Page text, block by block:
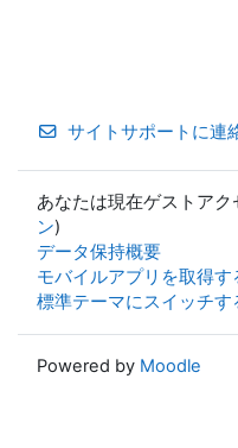
サイトサポートに連
あなたは現在ゲストア
ン)
データ保持概要
モバイルアプリを取得す
標準テーマにスイッチす
Powered by Moodle